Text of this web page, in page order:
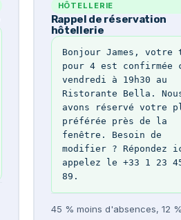
HÔTELLERIE
Rappel de réservation
hôtellerie
Bonjour James, votre
pour 4 est confirmée
vendredi à 19h30 au
Ristorante Bella.
avons réservé votre
préférée près de la
fenêtre. Besoin de
modifier ? Répondez
appelez le +33 1 23
89.
45 % moins d'absences, 12